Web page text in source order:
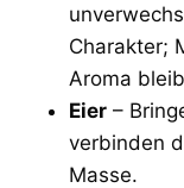
Charakter;
Aroma
Eier –
verbinden
Masse.